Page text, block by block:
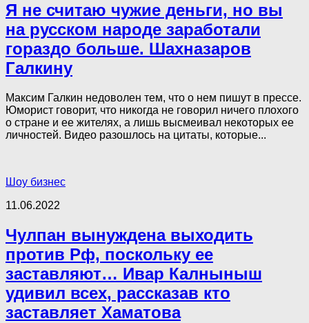
Я не считаю чужие деньги, но вы
на русском народе заработали
гораздо больше. Шахназаров
Галкину
Максим Галкин недоволен тем, что о нем пишут в прессе.
Юморист говорит, что никогда не говорил ничего плохого
о стране и ее жителях, а лишь высмеивал некоторых ее
личностей. Видео разошлось на цитаты, которые...
Шоу бизнес
11.06.2022
Чулпан вынуждена выходить
против Рф, поскольку ее
заставляют… Ивар Калныныш
удивил всех, рассказав кто
заставляет Хаматова